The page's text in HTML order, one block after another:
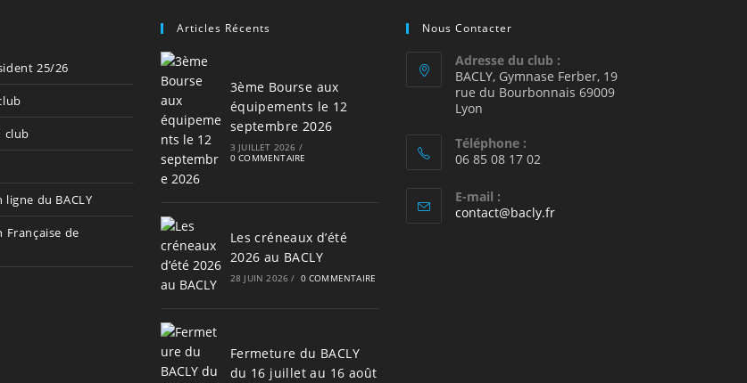
25/26
club
du BACLY
Française de
Articles Récents
3ème Bourse aux
équipements le 12
septembre 2026
3 JUILLET 2026 /
0 COMMENTAIRE
Les créneaux d’été
2026 au BACLY
28 JUIN 2026 / 0 COMMENTAIRE
Fermeture du BACLY
du 16 juillet au 16 août
Nous Contacter
Adresse du club :
BACLY, Gymnase Ferber, 19
rue du Bourbonnais 69009
Lyon
Téléphone :
06 85 08 17 02
E-mail :
contact@bacly.frS’ouvre